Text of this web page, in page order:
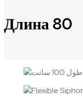
Длина 80